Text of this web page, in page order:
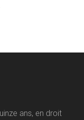
ans, en droit